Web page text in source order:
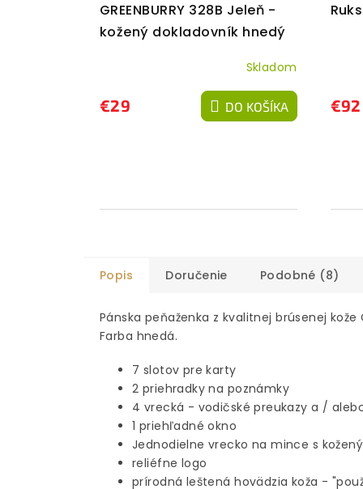
GREENBURRY 328B Jeleň -
kožený dokladovník hnedý
Skladom
€29 DO KOŠÍKA €92
Popis Doručenie Podobné (8)
Pánska peňaženka z kvalitnej brúsenej
Farba hnedá.
7 slotov pre karty
2 priehradky na poznámky
4 vrecká - vodičské preukazy a /
1 priehľadné okno
Jednodielne vrecko na mince s
reliéfne logo
prírodná leštená hovädzia koža -